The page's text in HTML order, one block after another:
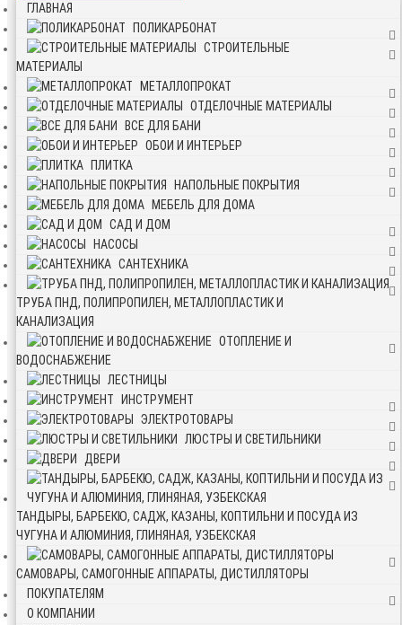
ГЛАВНАЯ
ПОЛИКАРБОНАТ
СТРОИТЕЛЬНЫЕ
МАТЕРИАЛЫ
МЕТАЛЛОПРОКАТ
ОТДЕЛОЧНЫЕ МАТЕРИАЛЫ
ВСЕ ДЛЯ БАНИ
ОБОИ И ИНТЕРЬЕР
ПЛИТКА
НАПОЛЬНЫЕ ПОКРЫТИЯ
МЕБЕЛЬ ДЛЯ ДОМА
САД И ДОМ
НАСОСЫ
САНТЕХНИКА
ТРУБА ПНД, ПОЛИПРОПИЛЕН, МЕТАЛЛОПЛАСТИК И
КАНАЛИЗАЦИЯ
ОТОПЛЕНИЕ И
ВОДОСНАБЖЕНИЕ
ЛЕСТНИЦЫ
ИНСТРУМЕНТ
ЭЛЕКТРОТОВАРЫ
ЛЮСТРЫ И СВЕТИЛЬНИКИ
ДВЕРИ
ТАНДЫРЫ, БАРБЕКЮ, САДЖ, КАЗАНЫ, КОПТИЛЬНИ И ПОСУДА ИЗ
ЧУГУНА И АЛЮМИНИЯ, ГЛИНЯНАЯ, УЗБЕКСКАЯ
САМОВАРЫ, САМОГОННЫЕ АППАРАТЫ, ДИСТИЛЛЯТОРЫ
ПОКУПАТЕЛЯМ
О КОМПАНИИ